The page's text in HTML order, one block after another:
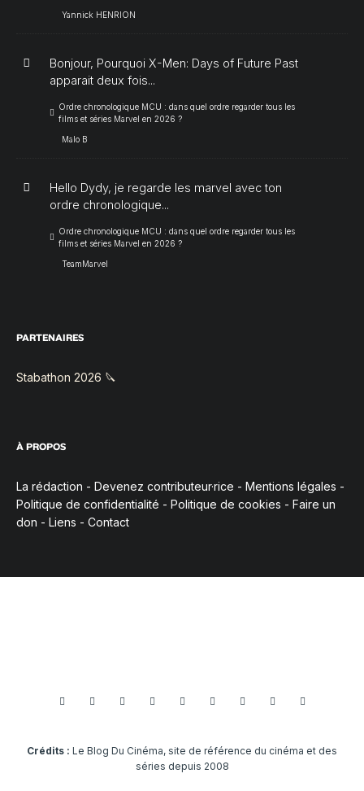
Yannick HENRION
Bonjour, Pourquoi X-Men: Days of Future Past
apparait deux fois...
Ordre chronologique MCU : dans quel ordre regarder tous les
films et séries Marvel en 2026 ?
Malo B
Hello Dydy, je regarde les marvel avec ton
ordre chronologique...
Ordre chronologique MCU : dans quel ordre regarder tous les
films et séries Marvel en 2026 ?
TeamMarvel
PARTENAIRES
Stabathon 2026 🔪
À PROPOS
La rédaction - Devenez contributeur·rice - Mentions légales -
Politique de confidentialité - Politique de cookies - Faire un
don - Liens - Contact
Crédits : Le Blog Du Cinéma, site de référence du cinéma et des
séries depuis 2008